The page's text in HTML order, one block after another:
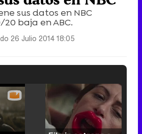
sus datos en NBC
baja en ABC.
26 Julio 2014 18:05
Unmute /